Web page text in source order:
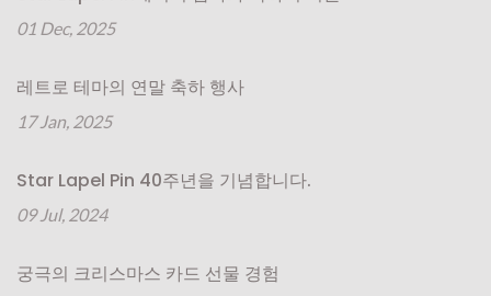
01 Dec, 2025
레트로 테마의 연말 축하 행사
17 Jan, 2025
Star Lapel Pin 40주년을 기념합니다.
09 Jul, 2024
궁극의 크리스마스 카드 선물 경험